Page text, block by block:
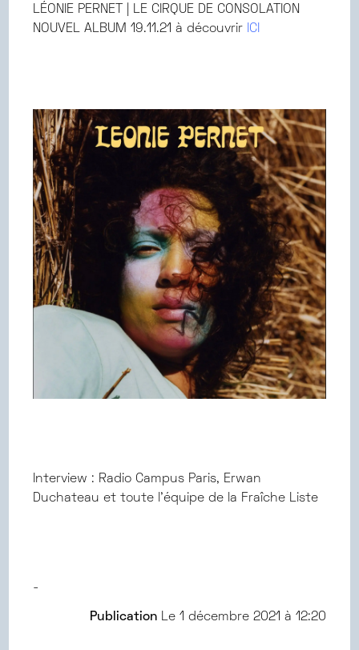
LÉONIE PERNET | LE CIRQUE DE CONSOLATION
NOUVEL ALBUM 19.11.21 à découvrir
ICI
Interview : Radio Campus Paris, Erwan
Duchateau et toute l'équipe de la Fraîche Liste
-
PublicationLe 1 décembre 2021 à 12:20